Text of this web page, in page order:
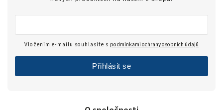
Vložením e-mailu souhlasíte s podmínkami ochrany osobních údajů
Přihlásit se